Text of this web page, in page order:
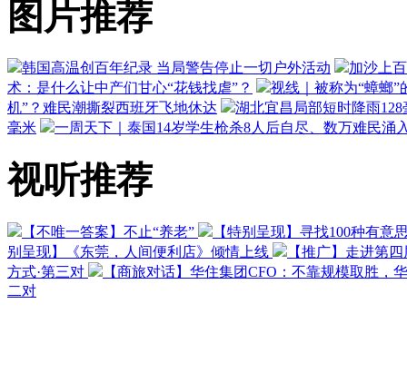
图片推荐
韩国高温创百年纪录 当局警告停止一切户外活动
加沙上
术：是什么让中产们甘心“花钱找虐”？
视线｜被称为“蟑螂
机”？难民潮撕裂西班牙飞地休达
湖北宜昌局部短时降雨
毫米
一周天下｜泰国14岁学生枪杀8人后自尽、数万难民涌
视听推荐
【不唯一答案】不止“养老”
【特别呈现】寻找100种有意
别呈现】《东莞，人间便利店》倾情上线
【推广】走进第
方式·第三对
【商旅对话】华住集团CFO：不靠规模取胜，
二对